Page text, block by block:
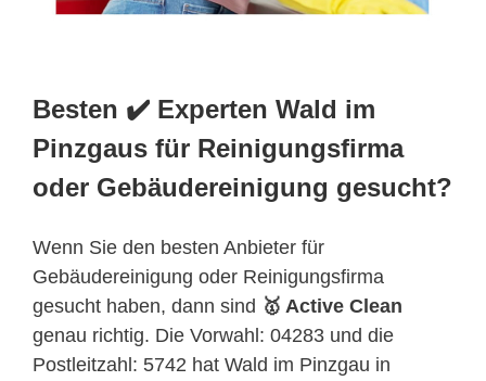
Besten ✔️ Experten Wald im
Pinzgaus für Reinigungsfirma
oder Gebäudereinigung gesucht?
Wenn Sie den besten Anbieter für
Gebäudereinigung oder Reinigungsfirma
gesucht haben, dann sind 🥇 Active Clean
genau richtig. Die Vorwahl: 04283 und die
Postleitzahl: 5742 hat Wald im Pinzgau in